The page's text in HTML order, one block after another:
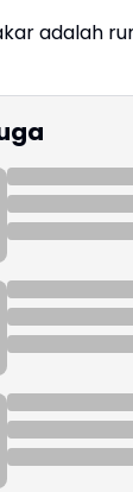
adalah